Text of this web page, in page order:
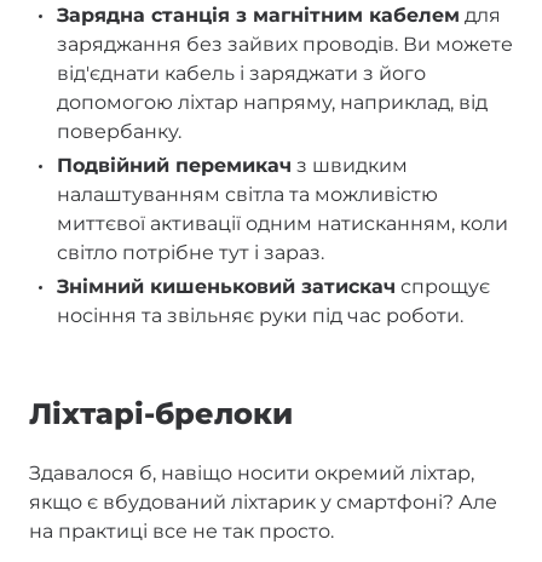
Зарядна станція з магнітним кабелем для
заряджання без зайвих проводів. Ви можете
від'єднати кабель і заряджати з його
допомогою ліхтар напряму, наприклад, від
повербанку.
Подвійний перемикач з швидким
налаштуванням світла та можливістю
миттєвої активації одним натисканням, коли
світло потрібне тут і зараз.
Знімний кишеньковий затискач спрощує
носіння та звільняє руки під час роботи.
Ліхтарі-брелоки
Здавалося б, навіщо носити окремий ліхтар,
якщо є вбудований ліхтарик у смартфоні? Але
на практиці все не так просто.